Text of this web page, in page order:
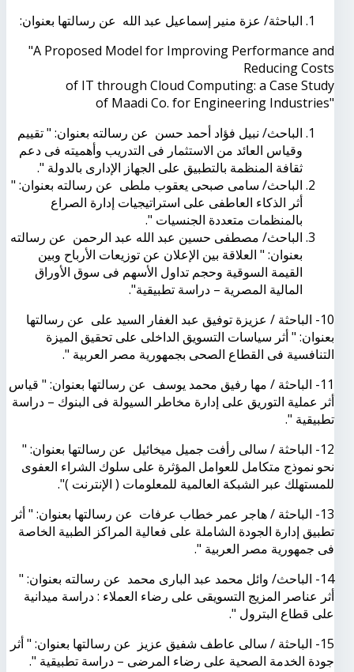
الباحثة/ عزة منير إسماعيل عبد الله عن رسالتها بعنوان:
"A Proposed Model for Improving Performance and
Reducing Costs
of IT through Cloud Computing: a Case Study
of Maadi Co. for Engineering Industries"
الباحث/ نبيل فؤاد أحمد حسن عن رسالته بعنوان: " تقييم
وقياس العائد من الاستثمار فى التدريب وأهميته فى دعم
ثقافة المنظمة بالتطبيق على الجهاز الإدارى بالدولة ".
الباحث/ سامى صبحى يعقوب ملطى عن رسالته بعنوان: "
أثر الذكاء العاطفى على استراتيجيات إدارة الصراع
بالمنظمات متعددة الجنسيات ".
الباحث/ مصطفى حسين عبد الله عبد الرحمن عن رسالته
بعنوان: " العلاقة بين الإعلان عن توزيعات الأرباح وبين
القيمة السوقية وحجم تداول الأسهم فى سوق الأوراق
المالية المصرية – دراسة تطبيقية".
10- الباحثة / عزيزة توفيق عبد الغفار السيد على عن رسالتها
بعنوان: " أثر سياسات التسويق الداخلى على تحقيق الميزة
التنافسية فى القطاع الصحى بجمهورية مصر العربية ".
11- الباحثة / مها رفيق محمد يوسف عن رسالتها بعنوان: " قياس
أثر عملية التوريق على إدارة مخاطر السيولة فى البنوك – دراسة
تطبيقية ".
12- الباحثة / سالى رأفت جميل ميخائيل عن رسالتها بعنوان: "
نحو نموذج متكامل للعوامل المؤثرة على سلوك الشراء العفوى
للمستهلك عبر الشبكة العالمية للمعلومات ( الإنترنت )".
13- الباحثة / هاجر عمر خطاب عرفات عن رسالتها بعنوان: " أثر
تطبيق إدارة الجودة الشاملة على فعالية المراكز الطبية الخاصة
فى جمهورية مصر العربية ".
14- الباحث/ وائل محمد عبد البارى محمد عن رسالته بعنوان: "
أثر عناصر المزيج التسويقى على رضاء العملاء : دراسة ميدانية
على قطاع البترول ".
15- الباحثة / سالى عاطف شفيق عزيز عن رسالتها بعنوان: " أثر
جودة الخدمة الصحية على رضاء المرضى – دراسة تطبيقية ".